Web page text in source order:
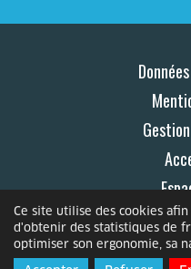
Ce site utilise des cookies
d'obtenir des statistiques de
optimiser son ergonomie, sa
©